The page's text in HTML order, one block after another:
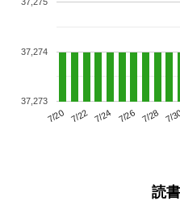
7/20 7/22 7/24 7/26 7/28 7/
37,273
37,274
読